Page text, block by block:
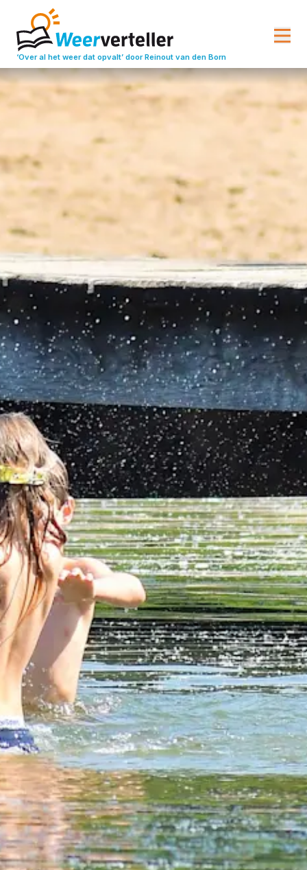
‘Over al het weer dat opvalt’ door Reinout van den Born